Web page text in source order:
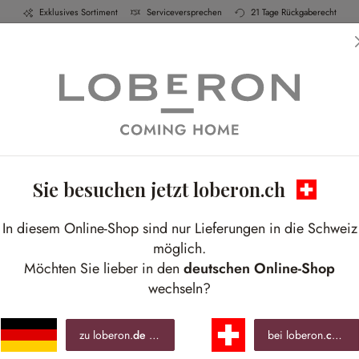
Exklusives Sortiment Serviceversprechen 21 Tage Rückgaberecht
Küche Schlafen Bad
Sie besuchen jetzt loberon.ch
In diesem Online-Shop sind nur Lieferungen in die Schweiz
möglich.
Möchten Sie lieber in den deutschen Online-Shop
wechseln?
zu loberon.de bei loberon.ch